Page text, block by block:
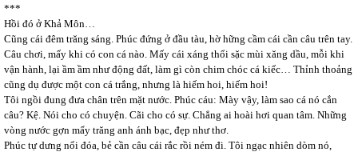
***
Hồi đó ở Khả Môn…
Cũng cái đêm trăng sáng. Phúc đứng ở đầu tàu, hờ hững cầm cái cần câu trên tay.
Câu chơi, mấy khi có con cá nào. Mấy cái xáng thổi sặc mùi xăng dầu, mỗi khi
vận hành, lại ầm ầm như động đất, làm gì còn chim chóc cá kiếc… Thỉnh thoảng
cũng dụ được một con cá trắng, nhưng là hiếm hoi, hiếm hoi!
Tôi ngồi đung đưa chân trên mặt nước. Phúc cáu: Mày vậy, làm sao cá nó cắn
câu? Kệ. Nói cho có chuyện. Cãi cho có sự. Chẳng ai hoài hơi quan tâm. Những
vòng nước gợn mẩy trăng anh ánh bạc, đẹp như thơ.
Phúc tự dưng nổi đóa, bẻ cần câu cái rắc rồi ném đi. Tôi ngạc nhiên dòm nó,